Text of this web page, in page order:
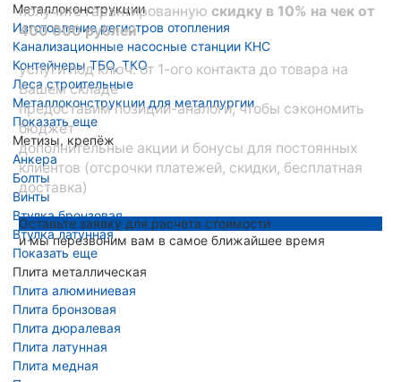
Металлоконструкции
Изготовление регистров отопления
Канализационные насосные станции КНС
Контейнеры ТБО, ТКО
Леса строительные
Металлоконструкции для металлургии
Показать еще
Метизы, крепёж
Анкера
Болты
Винты
Втулка бронзовая
Втулка латунная
Показать еще
Плита металлическая
Плита алюминиевая
Плита бронзовая
Плита дюралевая
Плита латунная
Плита медная
получите гарантированную скидку в 10% на чек от
400 000 рублей
услуги под ключ: от 1-ого контакта до товара на
Вашем складе
предоставим позиции-аналоги, чтобы сэкономить
бюджет
дополнительные акции и бонусы для постоянных
клиентов (отсрочки платежей, скидки, бесплатная
доставка)
Оставьте заявку для расчета стоимости
и мы перезвоним вам в самое ближайшее время